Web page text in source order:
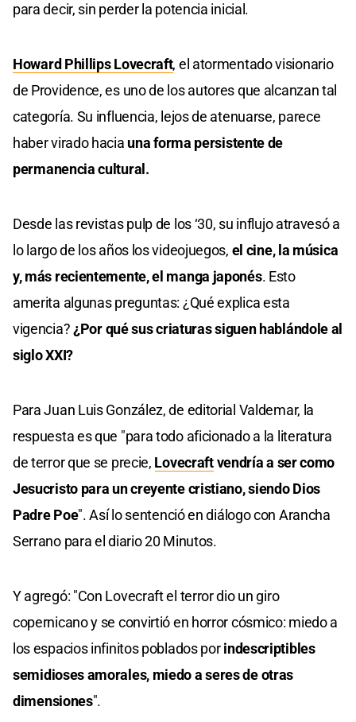
para decir, sin perder la potencia inicial.
Howard Phillips Lovecraft, el atormentado visionario
de Providence, es uno de los autores que alcanzan tal
categoría. Su influencia, lejos de atenuarse, parece
haber virado hacia una forma persistente de
permanencia cultural.
Desde las revistas pulp de los ‘30, su influjo atravesó a
lo largo de los años los videojuegos, el cine, la música
y, más recientemente, el manga japonés. Esto
amerita algunas preguntas: ¿Qué explica esta
vigencia?¿Por qué sus criaturas siguen hablándole al
siglo XXI?
Para Juan Luis González, de editorial Valdemar, la
respuesta es que "para todo aficionado a la literatura
de terror que se precie, Lovecraftvendría a ser como
Jesucristo para un creyente cristiano, siendo Dios
Padre Poe". Así lo sentenció en diálogo con Arancha
Serrano para el diario 20 Minutos.
Y agregó: "Con Lovecraft el terror dio un giro
copernicano y se convirtió en horror cósmico: miedo a
los espacios infinitos poblados porindescriptibles
semidioses amorales, miedo a seres de otras
dimensiones".